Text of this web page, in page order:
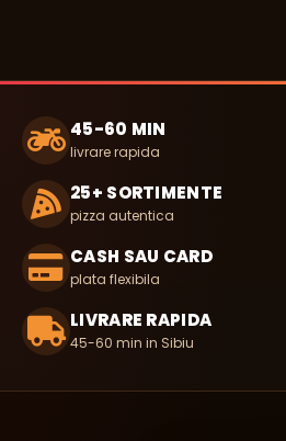
45-60 MIN
livrare rapida
25+ SORTIMENTE
pizza autentica
CASH SAU CARD
plata flexibila
LIVRARE RAPIDA
45-60 min in Sibiu